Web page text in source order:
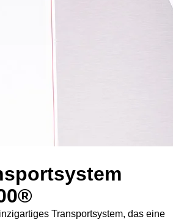
Transportsystem, das eine